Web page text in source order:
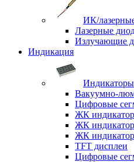
ИК/
Лазерные
Излучающие
Индикация
Вакуумно-
Цифровые
ЖК
ЖК
ЖК
TFT дисплеи
Цифровые